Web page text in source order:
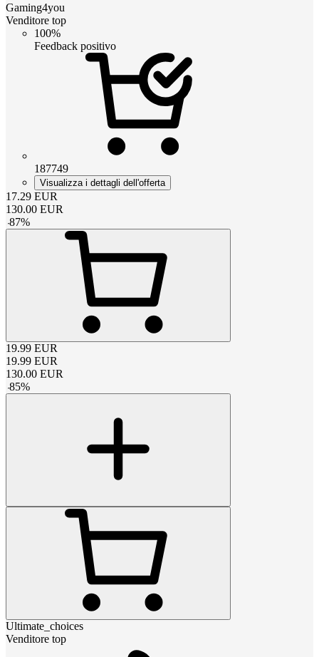
Gaming4you
Venditore top
100%
Feedback positivo
187749
Visualizza i dettagli dell'offerta
17.29 EUR
130.00 EUR
-87%
19.99 EUR
19.99 EUR
130.00 EUR
-85%
Ultimate_choices
Venditore top